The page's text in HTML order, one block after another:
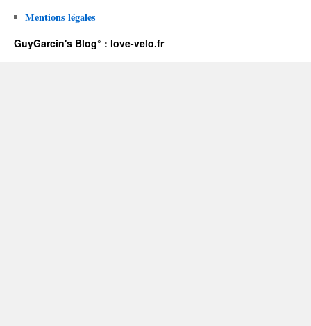
Mentions légales
GuyGarcin's Blog° : love-velo.fr